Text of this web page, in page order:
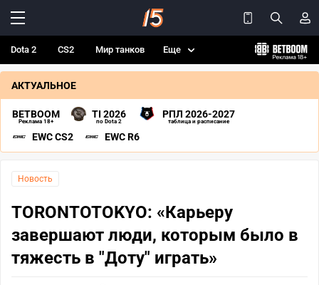
Dota 2 CS2 Мир танков Еще
АКТУАЛЬНОЕ
BETBOOM
Реклама 18+
TI 2026
по Dota 2
РПЛ 2026-2027
таблица и расписание
EWC CS2 EWC R6
Новость
TORONTOTOKYO: «Карьеру
завершают люди, которым было в
тяжесть в "Доту" играть»